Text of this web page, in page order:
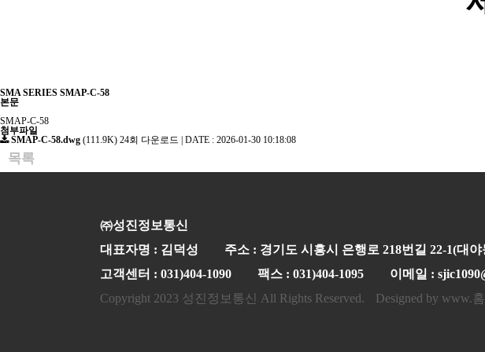
SMA SERIES SMAP-C-58
본문
SMAP-C-58
첨부파일
SMAP-C-58.dwg (111.9K) 24회 다운로드 | DATE : 2026-01-30 10:18:08
목록
㈜성진정보통신
대표자명 : 김덕성
주소 : 경기도 시흥시 은행로 218번길 22-1(대야
고객센터 : 031)404-1090
팩스 : 031)404-1095
이메일 :
Copyright 2023 성진정보통신 All Rights Reserved.
Designed by www.